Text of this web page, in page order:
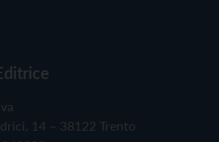
14 – 38122 Trento